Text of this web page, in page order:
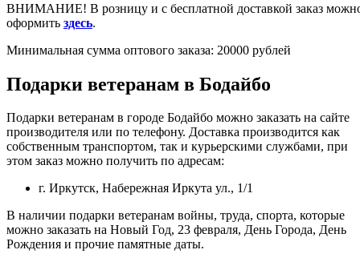
ВНИМАНИЕ! В розницу и с бесплатной доставкой заказ
оформить здесь.
Минимальная сумма оптового заказа: 20000 рублей
Подарки ветеранам в Бодайбо
Подарки ветеранам в городе Бодайбо можно заказать на сайте
производителя или по телефону. Доставка производится как
собственным транспортом, так и курьерскими службами, при
этом заказ можно получить по адресам:
г. Иркутск, Набережная Иркута ул., 1/1
В наличии подарки ветеранам войны, труда, спорта, которые
можно заказать на Новый Год, 23 февраля, День Города, День
Рождения и прочие памятные даты.